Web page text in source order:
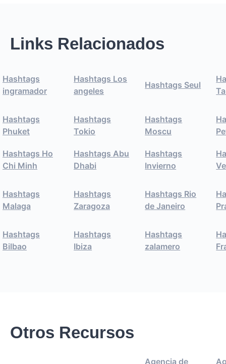
Links Relacionados
Hashtags
ingramador
Hashtags Los
angeles
Hashtags Seul
Hashtags
Phuket
Hashtags
Tokio
Hashtags
Moscu
Hashtags Ho
Chi Minh
Hashtags Abu
Dhabi
Hashtags
Invierno
Hashtags
Malaga
Hashtags
Zaragoza
Hashtags Rio
de Janeiro
Hashtags
Bilbao
Hashtags
Ibiza
Hashtags
zalamero
Otros Recursos
Agencia de